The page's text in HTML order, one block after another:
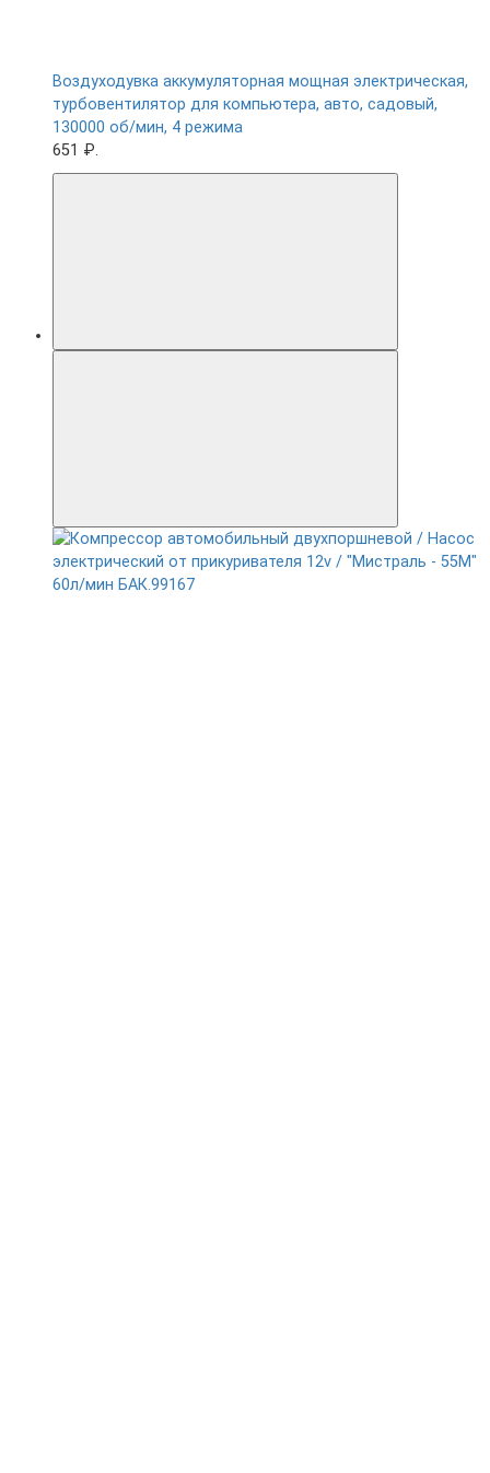
Воздуходувка аккумуляторная мощная электрическая,
турбовентилятор для компьютера, авто, садовый,
130000 об/мин, 4 режима
651 ₽.